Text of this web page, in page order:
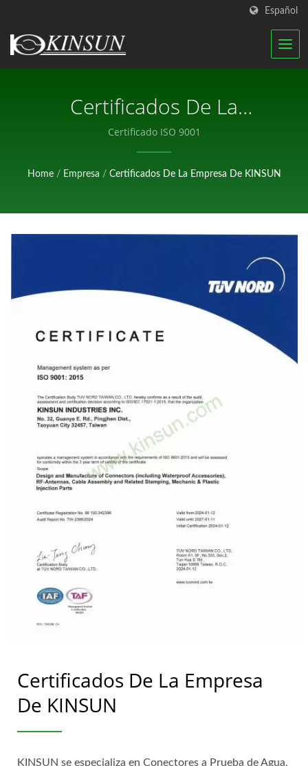
Español
Certificados De La
Empresa De KINSUN |
Fabricante De Antenas RF
A Prueba De Agua |
KINSUN
Certificado ISO 9001
Home / Empresa / Certificados De La Empresa De KINSUN
Certificados De La Empresa
De KINSUN
KINSUN se especializa en Conectores a Prueba de Agua,